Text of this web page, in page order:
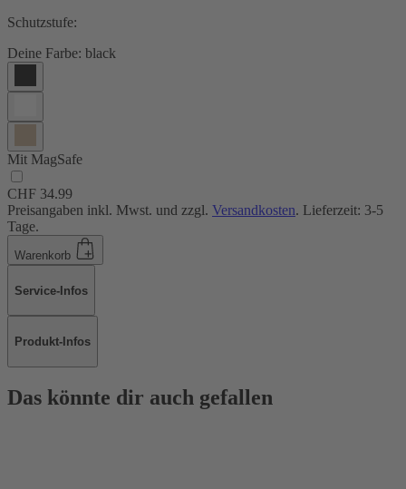
Schutzstufe:
Deine Farbe: black
Mit MagSafe
CHF 34.99
Preisangaben inkl. Mwst. und zzgl. Versandkosten. Lieferzeit: 3-5
Tage.
Warenkorb
Service-Infos
Produkt-Infos
Das könnte dir auch gefallen